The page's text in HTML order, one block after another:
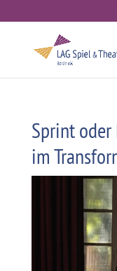
Sprint oder
im